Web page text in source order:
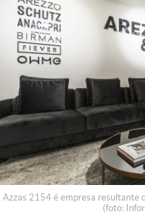
Azzas 2154 é empresa resultante
(foto: